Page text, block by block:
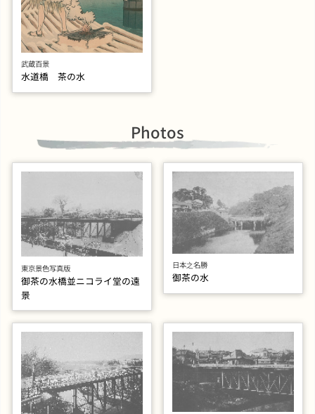
武蔵百景
水道橋 茶の水
Photos
東京景色写真版
御茶の水橋並ニコライ堂の遠
景
日本之名勝
御茶の水